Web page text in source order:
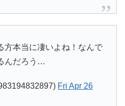
方本当に凄いよね！なんで
んだろう…
Fri Apr 26